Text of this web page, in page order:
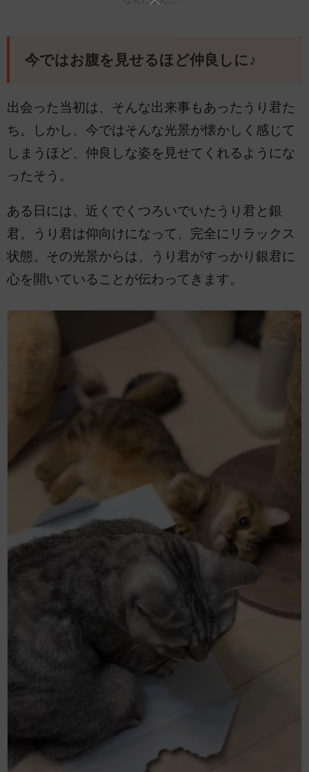
今ではお腹を見せるほど仲良しに♪
出会った当初は、そんな出来事もあったうり君た
ち。しかし、今ではそんな光景が懐かしく感じて
しまうほど、仲良しな姿を見せてくれるようにな
ったそう。
ある日には、近くでくつろいでいたうり君と銀
君。うり君は仰向けになって、完全にリラックス
状態。その光景からは、うり君がすっかり銀君に
心を開いていることが伝わってきます。